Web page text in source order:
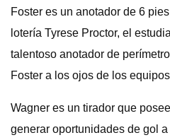
Foster es un anotador de 6
lotería Tyrese Proctor, el
talentoso anotador de
Foster a los ojos de los
Wagner es un tirador que
generar oportunidades de gol